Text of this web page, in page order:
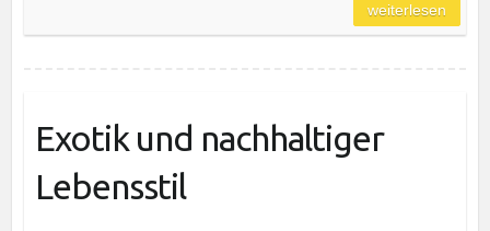
weiterlesen
Exotik und nachhaltiger
Lebensstil